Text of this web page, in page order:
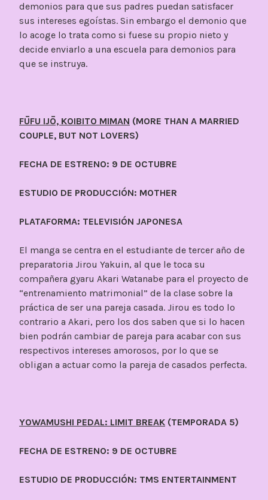
demonios para que sus padres puedan satisfacer
sus intereses egoístas. Sin embargo el demonio que
lo acoge lo trata como si fuese su propio nieto y
decide enviarlo a una escuela para demonios para
que se instruya.
FŪFU IJŌ, KOIBITO MIMAN (MORE THAN A MARRIED
COUPLE, BUT NOT LOVERS)
FECHA DE ESTRENO: 9 DE OCTUBRE
ESTUDIO DE PRODUCCIÓN: MOTHER
PLATAFORMA: TELEVISIÓN JAPONESA
El manga se centra en el estudiante de tercer año de
preparatoria Jirou Yakuin, al que le toca su
compañera gyaru Akari Watanabe para el proyecto de
“entrenamiento matrimonial” de la clase sobre la
práctica de ser una pareja casada. Jirou es todo lo
contrario a Akari, pero los dos saben que si lo hacen
bien podrán cambiar de pareja para acabar con sus
respectivos intereses amorosos, por lo que se
obligan a actuar como la pareja de casados perfecta.
YOWAMUSHI PEDAL: LIMIT BREAK (TEMPORADA 5)
FECHA DE ESTRENO: 9 DE OCTUBRE
ESTUDIO DE PRODUCCIÓN: TMS ENTERTAINMENT